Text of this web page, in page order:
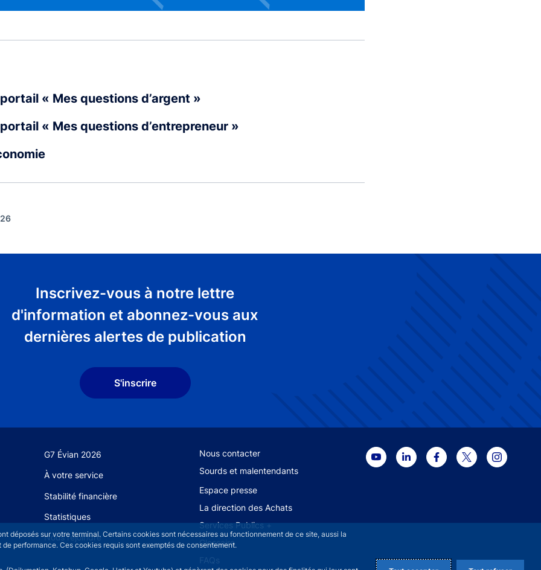
déposés sur votre terminal. Certains cookies sont nécessaires au fonctionnement de ce site, aussi la
performance. Ces cookies requis sont exemptés de consentement.
« Mes questions d’argent »
« Mes questions d’entrepreneur »
Inscrivez-vous à notre lettre
d'information et abonnez-vous aux
dernières alertes de publication
S'inscrire
G7 Évian 2026
À votre service
Stabilité financière
Statistiques
Nous rejoindre
Footer secondary menu
Nous contacter
Sourds et malentendants
Espace presse
La direction des Achats
Services Publics +
Glossaire
FAQs